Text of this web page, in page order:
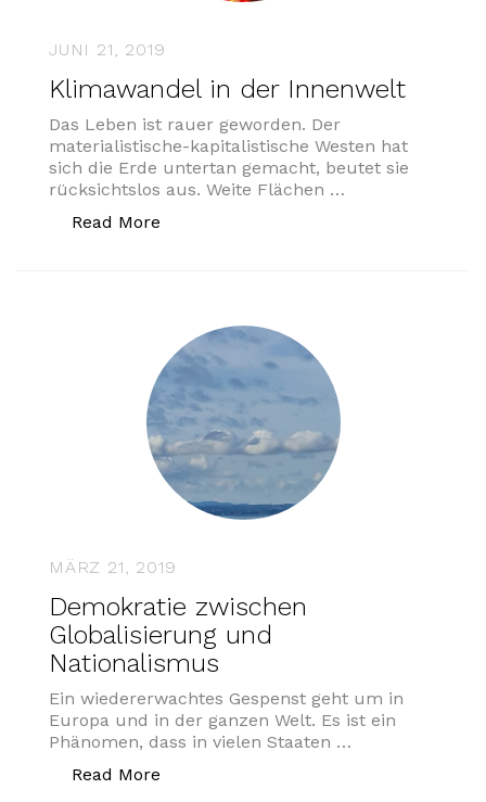
JUNI 21, 2019
Klimawandel in der Innenwelt
Das Leben ist rauer geworden. Der
materialistische-kapitalistische Westen hat
sich die Erde untertan gemacht, beutet sie
rücksichtslos aus. Weite Flächen …
Read More
MÄRZ 21, 2019
Demokratie zwischen
Globalisierung und
Nationalismus
Ein wiedererwachtes Gespenst geht um in
Europa und in der ganzen Welt. Es ist ein
Phänomen, dass in vielen Staaten …
Read More